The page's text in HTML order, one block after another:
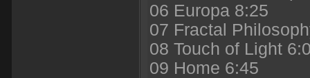
06 Europa 8:25
07 Fractal
08 Touch of Light
09 Home 6:45